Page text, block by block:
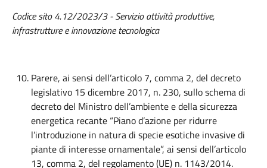
Codice sito 4.12/2023/3 - Servizio attività produttive,
infrastrutture e innovazione tecnologica
Parere, ai sensi dell’articolo 7, comma 2, del decreto
legislativo 15 dicembre 2017, n. 230, sullo schema di
decreto del Ministro dell’ambiente e della sicurezza
energetica recante “Piano d’azione per ridurre
l’introduzione in natura di specie esotiche invasive di
piante di interesse ornamentale”, ai sensi dell’articolo
13, comma 2, del regolamento (UE) n. 1143/2014.